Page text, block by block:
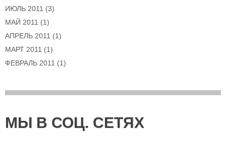
ИЮЛЬ 2011 (3)
МАЙ 2011 (1)
АПРЕЛЬ 2011 (1)
МАРТ 2011 (1)
ФЕВРАЛЬ 2011 (1)
МЫ В СОЦ. СЕТЯХ